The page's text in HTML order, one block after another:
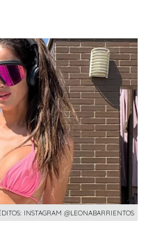
INSTAGRAM @LEONABARRIENTOS